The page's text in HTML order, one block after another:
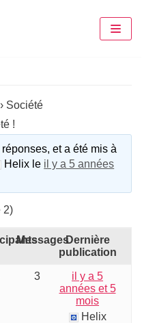
› Société
!
et a été mis à
Helix le il y a 5 années
2)
MessagesDernière
publication
3
il y a 5
années et 5
mois
Helix